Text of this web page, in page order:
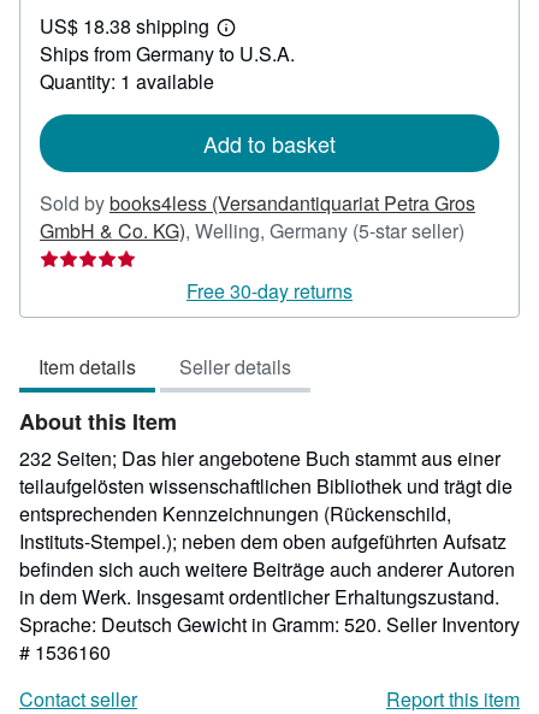
23.68
US$ 18.38 shipping
Learn
more
Ships from Germany to U.S.A.
Quantity: 1 available
Add to basket
Sold bybooks4less (Versandantiquariat Petra Gros
GmbH & Co. KG), Welling, Germany (5-star seller)
out
Free 30-day returns
Item details Seller details
About this Item
232 Seiten; Das hier angebotene Buch stammt aus einer
teilaufgelösten wissenschaftlichen Bibliothek und trägt die
entsprechenden Kennzeichnungen (Rückenschild,
Instituts-Stempel.); neben dem oben aufgeführten Aufsatz
befinden sich auch weitere Beiträge auch anderer Autoren
in dem Werk. Insgesamt ordentlicher Erhaltungszustand.
Sprache: Deutsch Gewicht in Gramm: 520. Seller Inventory
# 1536160
Contact seller
Report this item